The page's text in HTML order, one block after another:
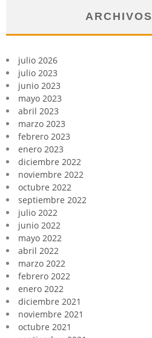
ARCHIVOS
julio 2026
julio 2023
junio 2023
mayo 2023
abril 2023
marzo 2023
febrero 2023
enero 2023
diciembre 2022
noviembre 2022
octubre 2022
septiembre 2022
julio 2022
junio 2022
mayo 2022
abril 2022
marzo 2022
febrero 2022
enero 2022
diciembre 2021
noviembre 2021
octubre 2021